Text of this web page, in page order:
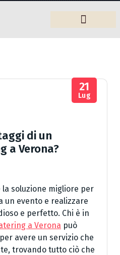
21
Lug
di un
a Verona?
la soluzione migliore per
un evento e realizzare
e perfetto. Chi è in
a Verona può
avere un servizio che
trovando tutto ciò che